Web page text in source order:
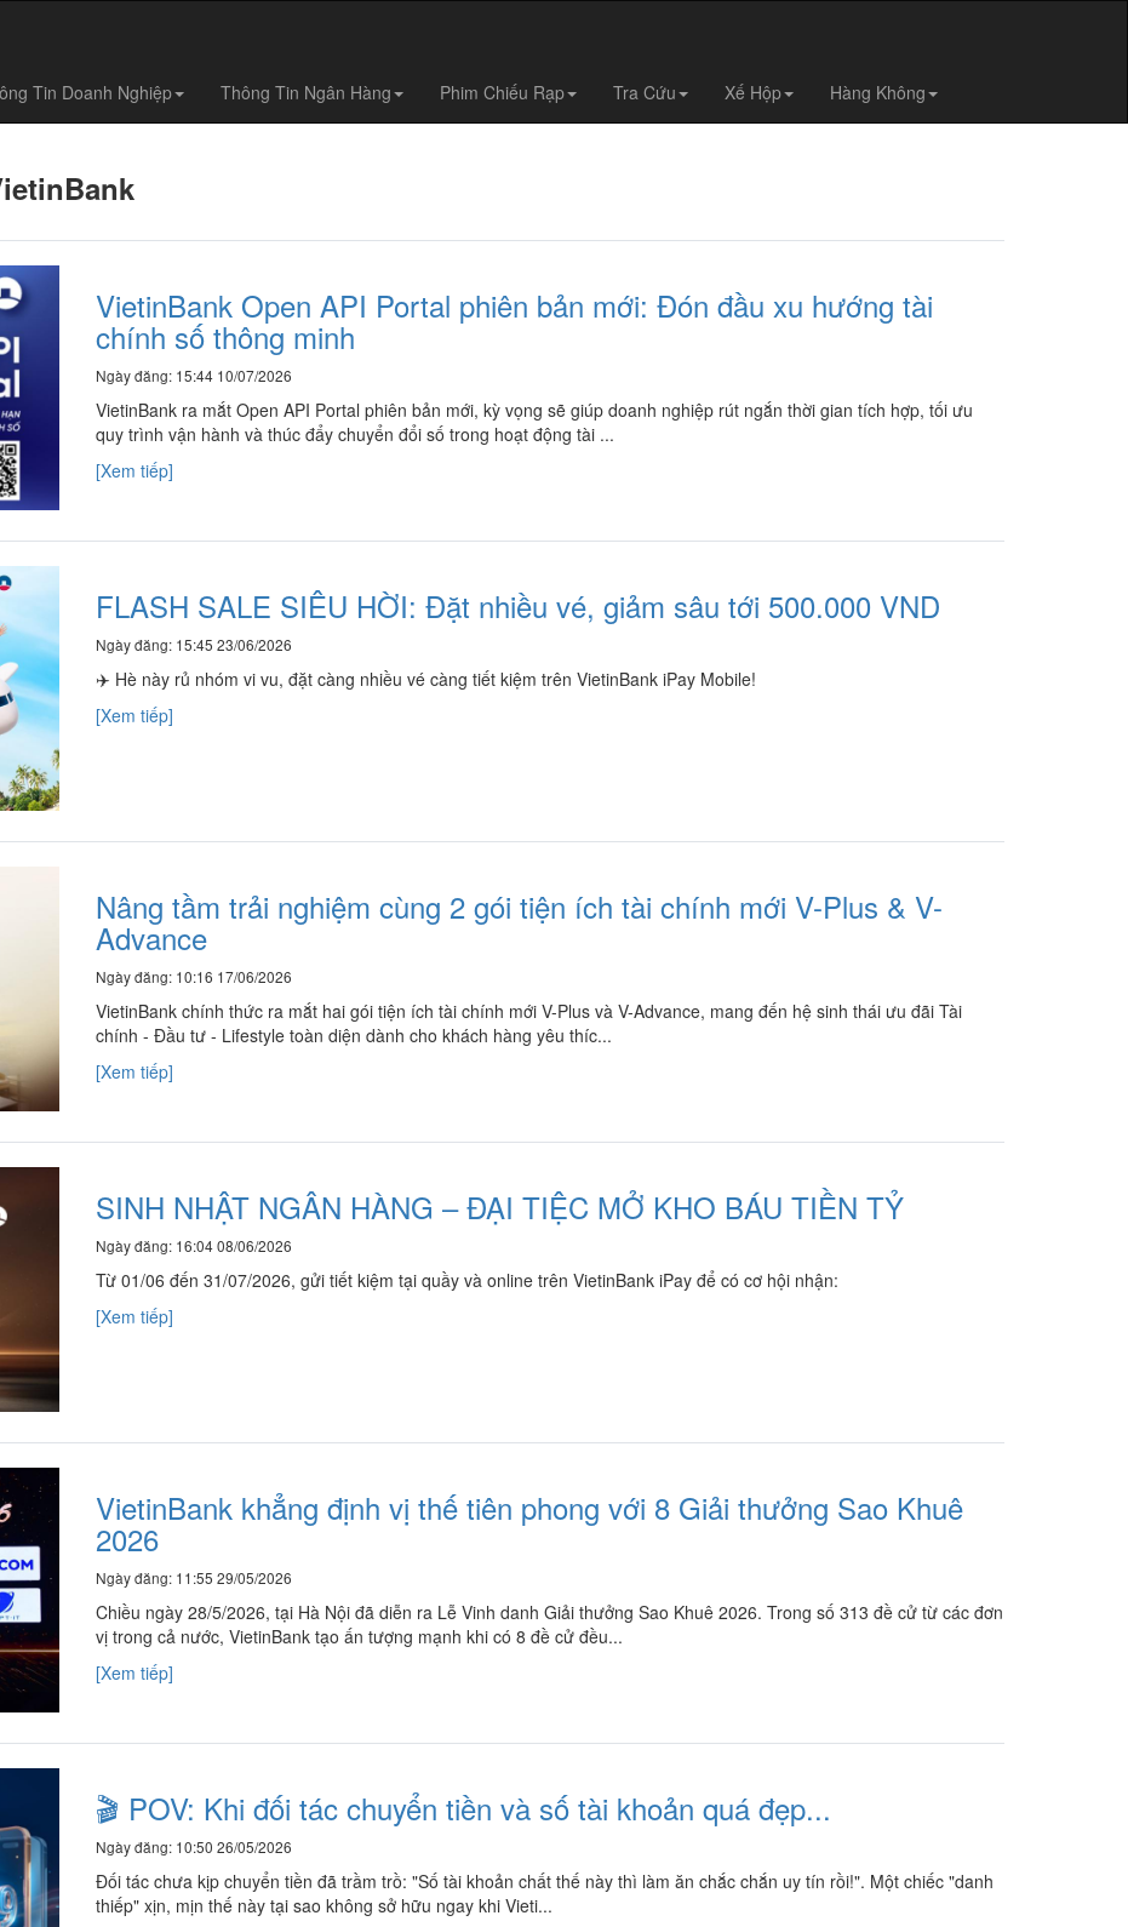
Tin Doanh Nghiệp Thông Tin Ngân Hàng Phim Chiếu Rạp Tra Cứu Xế Hộp Hàng Không
VietinBank Open API Portal phiên bản mới: Đón đầu xu hướng tài
chính số thông minh
Ngày đăng: 15:44 10/07/2026
VietinBank ra mắt Open API Portal phiên bản mới, kỳ vọng sẽ giúp doanh nghiệp rút ngắn thời gian tích hợp, tối ưu
quy trình vận hành và thúc đẩy chuyển đổi số trong hoạt động tài ...
[Xem tiếp]
FLASH SALE SIÊU HỜI: Đặt nhiều vé, giảm sâu tới 500.000 VND
Ngày đăng: 15:45 23/06/2026
✈️ Hè này rủ nhóm vi vu, đặt càng nhiều vé càng tiết kiệm trên VietinBank iPay Mobile!
[Xem tiếp]
Nâng tầm trải nghiệm cùng 2 gói tiện ích tài chính mới V-Plus & V-
Advance
Ngày đăng: 10:16 17/06/2026
VietinBank chính thức ra mắt hai gói tiện ích tài chính mới V-Plus và V-Advance, mang đến hệ sinh thái ưu đãi Tài
chính - Đầu tư - Lifestyle toàn diện dành cho khách hàng yêu thíc...
[Xem tiếp]
SINH NHẬT NGÂN HÀNG – ĐẠI TIỆC MỞ KHO BÁU TIỀN TỶ
Ngày đăng: 16:04 08/06/2026
Từ 01/06 đến 31/07/2026, gửi tiết kiệm tại quầy và online trên VietinBank iPay để có cơ hội nhận:
[Xem tiếp]
VietinBank khẳng định vị thế tiên phong với 8 Giải thưởng Sao Khuê
2026
Ngày đăng: 11:55 29/05/2026
Chiều ngày 28/5/2026, tại Hà Nội đã diễn ra Lễ Vinh danh Giải thưởng Sao Khuê 2026. Trong số 313 đề cử từ các đơn
vị trong cả nước, VietinBank tạo ấn tượng mạnh khi có 8 đề cử đều...
[Xem tiếp]
🎬 POV: Khi đối tác chuyển tiền và số tài khoản quá đẹp...
Ngày đăng: 10:50 26/05/2026
Đối tác chưa kịp chuyển tiền đã trầm trồ: "Số tài khoản chất thế này thì làm ăn chắc chắn uy tín rồi!". Một chiếc "danh
thiếp" xịn, mịn thế này tại sao không sở hữu ngay khi Vieti...